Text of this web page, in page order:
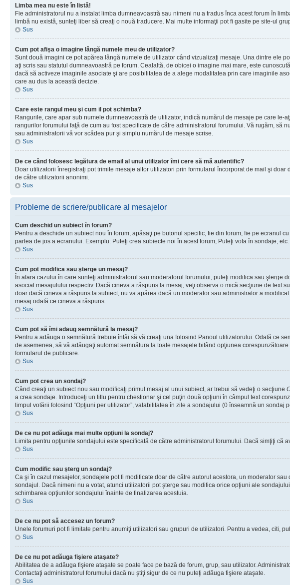
Limba mea nu este în listă!
Fie administratorul nu a instalat limba dumneavoastră sau nimeni nu a tradus înca acest forum în
limbă nu există, sunteţi liber să creaţi o nouă traducere. Mai multe informaţii pot fi gasite pe site-ul
Sus
Cum pot afişa o imagine lângă numele meu de utilizator?
Sunt două imagini ce pot apărea lângă numele de utilizator când vizualizaţi mesaje. Una dintre ele
aţi scris sau statutul dumneavoastră pe forum. Cealaltă, de obicei o imagine mai mare, este
dacă să activeze imaginile asociate şi are posibilitatea de a alege modalitatea prin care imaginile
care au dus la această decizie.
Sus
Care este rangul meu şi cum il pot schimba?
Rangurile, care apar sub numele dumneavoastră de utilizator, indică numărul de mesaje pe care
rangurilor forumului faţă de cum au fost specificate de către administratorul forumului. Vă rugăm,
sau administratorii vă vor scădea pur şi simplu numărul de mesaje scrise.
Sus
De ce când folosesc legătura de email al unui utilizator îmi cere să mă autentific?
Doar utilizatorii înregistraţi pot trimite mesaje altor utilizatori prin formularul încorporat de mail şi
de către utilizatorii anonimi.
Sus
Probleme de scriere/publicare al mesajelor
Cum deschid un subiect în forum?
Pentru a deschide un subiect nou în forum, apăsaţi pe butonul specific, fie din forum, fie pe ecranul
partea de jos a ecranului. Exemplu: Puteţi crea subiecte noi în acest forum, Puteţi vota în sondaje, etc.
Sus
Cum pot modifica sau şterge un mesaj?
În afara cazului în care sunteţi administratorul sau moderatorul forumului, puteţi modifica sau
asociat mesajulului respectiv. Dacă cineva a răspuns la mesaj, veţi observa o mică secţiune de text
doar dacă cineva a răspuns la subiect; nu va apărea dacă un moderator sau administrator a
mesaj odată ce cineva a răspuns.
Sus
Cum pot să îmi adaug semnătură la mesaj?
Pentru a adăuga o semnătură trebuie întâi să vă creaţi una folosind Panoul utilizatorului. Odată ce
de asemenea, să vă adăugaţi automat semnătura la toate mesajele bifând opţiunea
formularul de publicare.
Sus
Cum pot crea un sondaj?
Când creaţi un subiect nou sau modificaţi primul mesaj al unui subiect, ar trebui să vedeţi o secţiune
a crea sondaje. Introduceţi un titlu pentru chestionar şi cel puţin două opţiuni în câmpul text
timpul votării folosind “Opţiuni per utilizator”, valabilitatea în zile a sondajului (0 înseamnă un
Sus
De ce nu pot adăuga mai multe opţiuni la sondaj?
Limita pentru opţiunile sondajului este specificată de către administratorul forumului. Dacă simţiţi
Sus
Cum modific sau şterg un sondaj?
Ca şi în cazul mesajelor, sondajele pot fi modificate doar de către autorul acestora, un moderator
sondajul. Dacă nimeni nu a votat, atunci utilizatorii pot şterge sau modifica orice opţiuni ale
schimbarea opţiunilor sondajului înainte de finalizarea acestuia.
Sus
De ce nu pot să accesez un forum?
Unele forumuri pot fi limitate pentru anumiţi utilizatori sau grupuri de utilizatori. Pentru a vedea, citi,
Sus
De ce nu pot adăuga fişiere ataşate?
Abilitatea de a adăuga fişiere ataşate se poate face pe bază de forum, grup, sau utilizator.
Contactaţi administratorul forumului dacă nu ştiţi sigur de ce nu puteţi adăuga fişiere ataşate.
Sus